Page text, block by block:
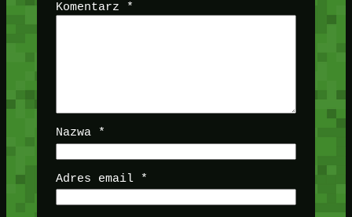
Komentarz *
Nazwa *
Adres email *